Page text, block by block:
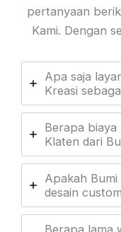
pertanyaan
Kami. Dengan
Apa saja
Kreasi
Berapa
Klaten dari
Apakah Bumi
desain
Berapa lama